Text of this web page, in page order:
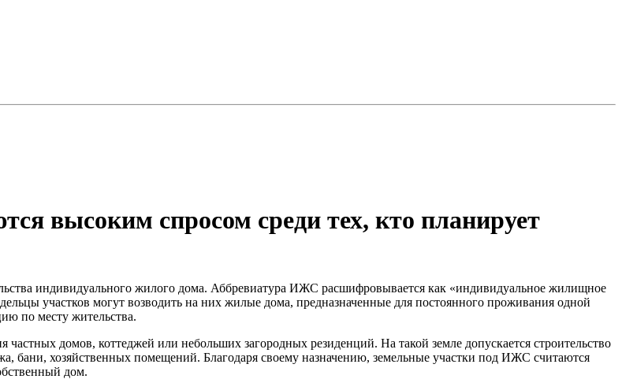
высоким спросом среди тех, кто планирует
индивидуального жилого дома. Аббревиатура ИЖС расшифровывается как «индивидуальное жилищное
участков могут возводить на них жилые дома, предназначенные для постоянного проживания одной
по месту жительства.
домов, коттеджей или небольших загородных резиденций. На такой земле допускается строительство
бани, хозяйственных помещений. Благодаря своему назначению, земельные участки под ИЖС считаются
дом.